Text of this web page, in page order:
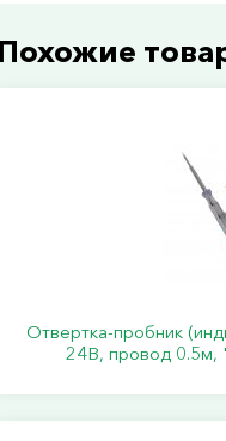
Отвертка-пробник
24В, провод 0.5м,